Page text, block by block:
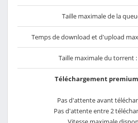
Taille maximale de la
Temps de download et d'upload
Taille maximale du torrent :
Téléchargement
Pas d'attente avant
Pas d'attente entre 2